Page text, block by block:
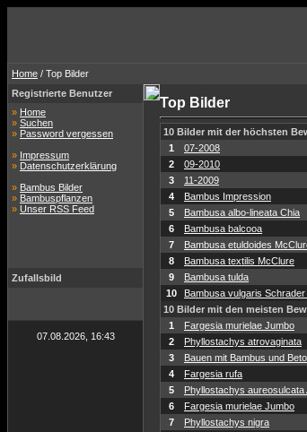
Home / Top Bilder
Registrierte Benutzer
» Home
» Suchen
» Password vergessen
» Impressum
» Datenschutzerklärung
» Bambus Bilder
» Bambuspflanzen
» Unser RSS Feed
Zufallsbild
07.08.2026, 16:43
Top Bilder
10 Bilder mit der höchsten
1
07-2008
2
09-2010
3
11-2009
4
Bambus Impression
5
Bambusa albo-lineata Chia
6
Bambusa balcooa
7
Bambusa etuldoides
8
Bambusa textilis McClure
9
Bambusa tulda
10
Bambusa vulgaris
10 Bilder mit den meisten
1
Fargesia murielae Jumbo
2
Phyllostachys atrovaginata
3
Bauen mit Bambus und
4
Fargesia rufa
5
Phyllostachys aureosulcata
6
Fargesia murielae Jumbo
7
Phyllostachys nigra